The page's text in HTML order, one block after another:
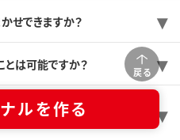
戻る
ルを作る
せできますか？
とは可能ですか？
けど、どんな感じで注文が進